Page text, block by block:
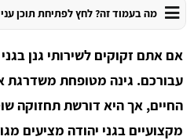
מה בעמוד זה? לחץ לפתיחת תוכן
אם אתם זקוקים לשירותי גנן
עבורכם. גינה מטופחת משדרגת
החיים, אך היא דורשת תחזוקה
מקצועיים בגני יהודה מציעים